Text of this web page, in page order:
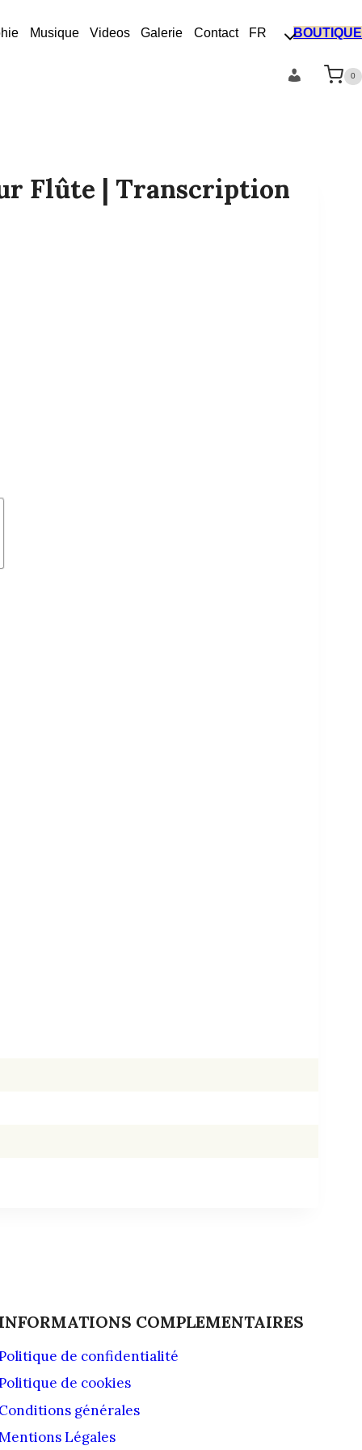
Musique Videos Galerie Contact FR BOUTIQUE
Compte0
Flûte | Transcription
INFORMATIONS COMPLEMENTAIRES
de confidentialité
de cookies
Conditions générales
Légales